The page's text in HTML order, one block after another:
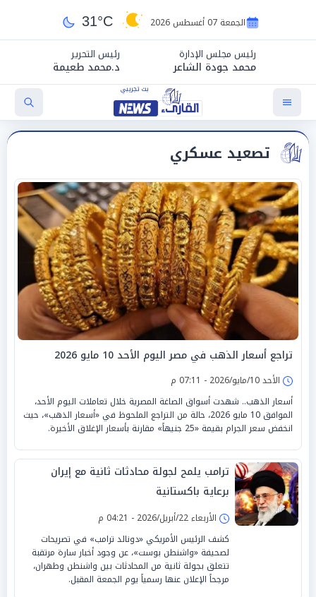
الجمعة 07 أغسطس 2026 31°C
رئيس مجلس الإدارة
محمد جودة الشاعر
رئيس التحرير
د.محمد طعيمة
تصعيد عسكري
تراجع أسعار الذهب في مصر اليوم الأحد 10 مايو 2026
الأحد 10/مايو/2026 - 07:11 م
أسعار الذهب.. شهدت أسواق الصاغة المصرية خلال تعاملات اليوم الأحد،
الموافق 10 مايو 2026، حالة من التراجع الملحوظ في «أسعار الذهب»، حيث
انخفض سعر الجرام بقيمة «25 جنيهاً» مقارنة بأسعار الإغلاق الأخيرة.
ترامب يلمح لجولة محادثات ثانية مع إيران
برعاية باكستانية
الأربعاء 22/أبريل/2026 - 04:21 م
كشف الرئيس الأمريكي «دونالد ترامب» في تصريحات
لصحيفة «واشنطن بوست»، عن وجود أخبار سارة مرتقبة
تتعلق بجولة ثانية من المحادثات بين واشنطن وطهران،
مرجحاً الإعلان عنها رسمياً يوم الجمعة المقبل.